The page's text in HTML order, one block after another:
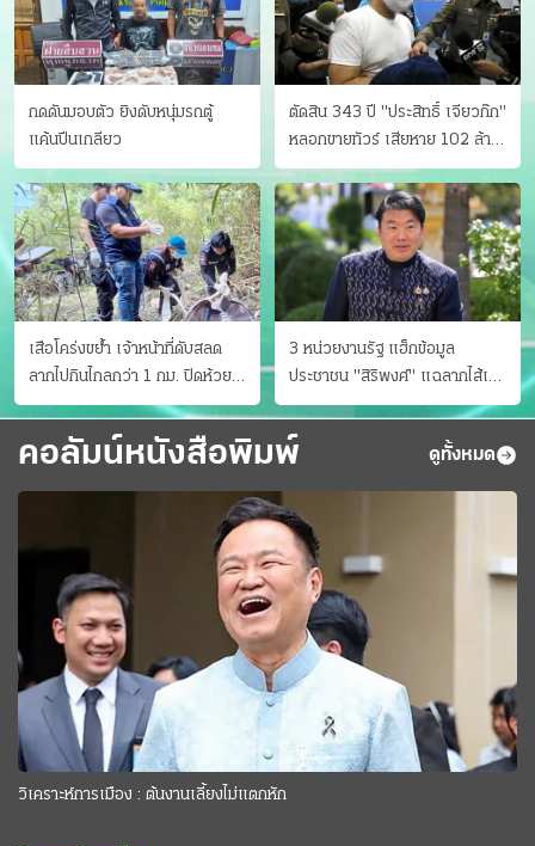
กดดันมอบตัว ยิงดับหนุ่มรถตู้
แค้นปีนเกลียว
ตัดสิน 343 ปี "ประสิทธิ์ เจียวก๊ก"
หลอกขายทัวร์ เสียหาย 102 ล้าน
มีเหยื่อ 173 คน
เสือโคร่งขย้ำ เจ้าหน้าที่ดับสลด
ลากไปกินไกลกว่า 1 กม. ปิดห้วย
ขาแข้งชั่วคราว
3 หน่วยงานรัฐ แฮ็กข้อมูล
ประชาชน "สิริพงศ์" แฉลากไส้เอง
"หนู" กอด "หนิม" สยบลือ
คอลัมน์หนังสือพิมพ์ ดูทั้งหมด
วิเคราะห์การเมือง : ต้นงานเลี้ยงไม่แตกหัก